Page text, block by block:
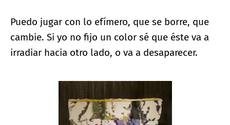
Puedo jugar con lo efímero, que se borre, que
cambie. Si yo no fijo un color sé que éste va a
irradiar hacia otro lado, o va a desaparecer.